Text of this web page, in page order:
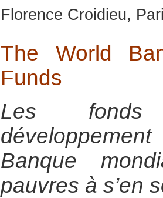
Florence Croidieu,
The World
Funds
Les fonds
Banque
pauvres à s’en